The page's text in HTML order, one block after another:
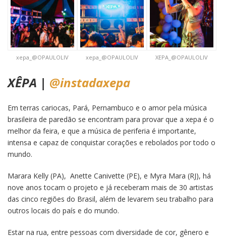
xepa_@OPAULOLIV xepa_@OPAULOLIV XEPA_@OPAULOLIV
XÊPA | @instadaxepa
Em terras cariocas, Pará, Pernambuco e o amor pela música
brasileira de paredão se encontram para provar que a xepa é o
melhor da feira, e que a música de periferia é importante,
intensa e capaz de conquistar corações e rebolados por todo o
mundo.
Marara Kelly (PA), Anette Canivette (PE), e Myra Mara (RJ), há
nove anos tocam o projeto e já receberam mais de 30 artistas
das cinco regiões do Brasil, além de levarem seu trabalho para
outros locais do país e do mundo.
Estar na rua, entre pessoas com diversidade de cor, gênero e